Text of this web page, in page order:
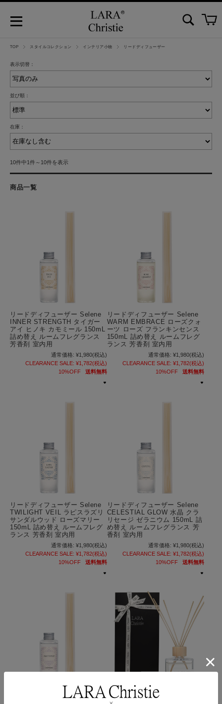
TOP スタイルコレクション インテリア小物 リードディフューザー
表示切替：
並び順：
在庫：
10件中1件～10件を表示
商品一覧
リードディフューザー Selene
INNER STRENGTH タイガー
アイ ヒノキ カモミール 150mL
詰め替え ルームフレグランス
芳香剤 室内用
通常価格: ¥1,980(税込)
CLEARANCE SALE: ¥1,782(税込)
10%OFF
送料無料
リードディフューザー Selene
WARM EMBRACE ローズクォ
ーツ ローズ フランキンセンス
150mL 詰め替え ルームフレグ
ランス 芳香剤 室内用
通常価格: ¥1,980(税込)
CLEARANCE SALE: ¥1,782(税込)
10%OFF
送料無料
リードディフューザー Selene
TWILIGHT VEIL ラピスラズリ
サンダルウッド ローズマリー
150mL 詰め替え ルームフレグ
ランス 芳香剤 室内用
通常価格: ¥1,980(税込)
CLEARANCE SALE: ¥1,782(税込)
10%OFF
送料無料
リードディフューザー Selene
CELESTIAL GLOW 水晶 クラ
リセージ ゼラニウム 150mL 詰
め替え ルームフレグランス 芳
香剤 室内用
通常価格: ¥1,980(税込)
CLEARANCE SALE: ¥1,782(税込)
10%OFF
送料無料
リードディフューザー Selene
リードディフューザー Selene